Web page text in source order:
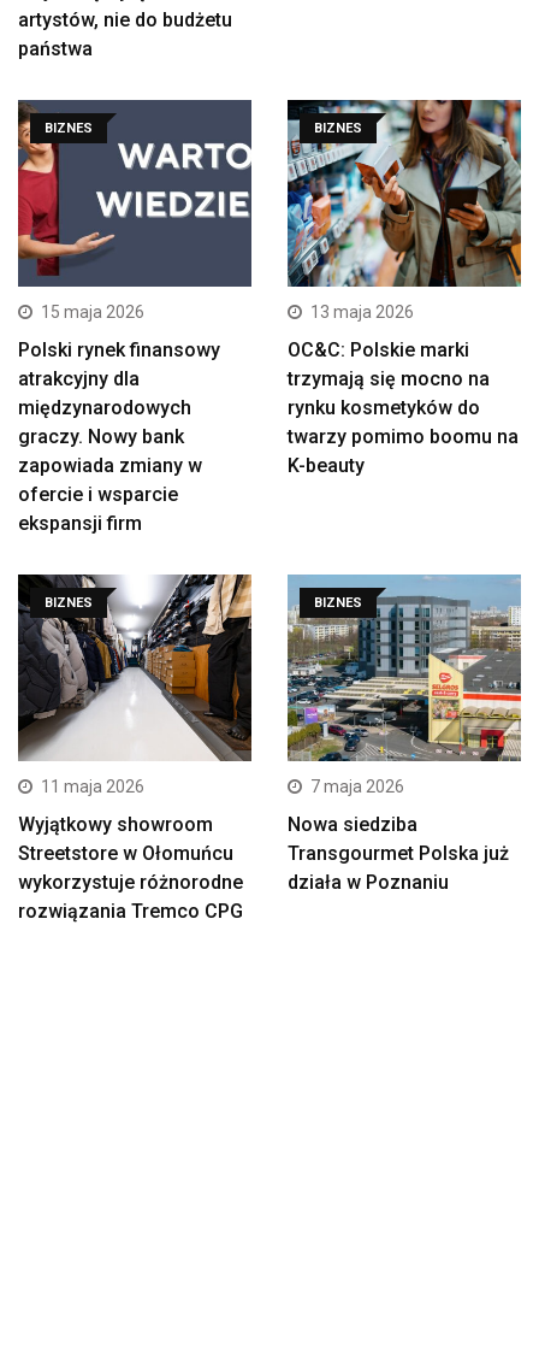
artystów, nie do budżetu
państwa
BIZNES
15 maja 2026
Polski rynek finansowy
atrakcyjny dla
międzynarodowych
graczy. Nowy bank
zapowiada zmiany w
ofercie i wsparcie
ekspansji firm
BIZNES
13 maja 2026
OC&C: Polskie marki
trzymają się mocno na
rynku kosmetyków do
twarzy pomimo boomu na
K-beauty
BIZNES
11 maja 2026
Wyjątkowy showroom
Streetstore w Ołomuńcu
wykorzystuje różnorodne
rozwiązania Tremco CPG
BIZNES
7 maja 2026
Nowa siedziba
Transgourmet Polska już
działa w Poznaniu